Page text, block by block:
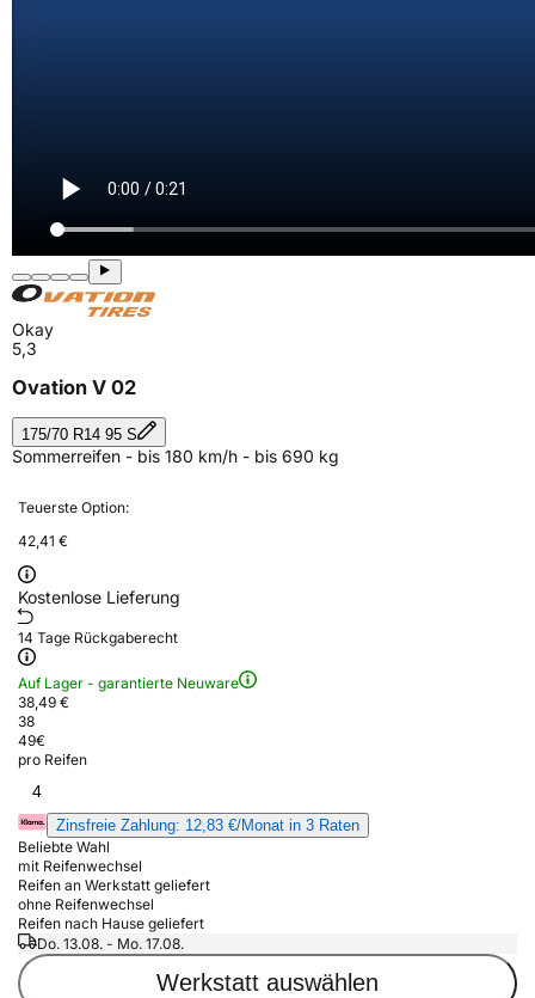
Okay
5,3
Ovation V 02
175/70 R14 95 S
Sommerreifen - bis 180 km/h - bis 690 kg
Teuerste Option:
42,41 €
Kostenlose Lieferung
14 Tage Rückgaberecht
Auf Lager - garantierte Neuware
38,49 €
38
49€
pro Reifen
4
Zinsfreie Zahlung: 12,83 €/Monat in 3 Raten
Beliebte Wahl
mit Reifenwechsel
Reifen an Werkstatt geliefert
ohne Reifenwechsel
Reifen nach Hause geliefert
Do. 13.08. - Mo. 17.08.
Werkstatt auswählen